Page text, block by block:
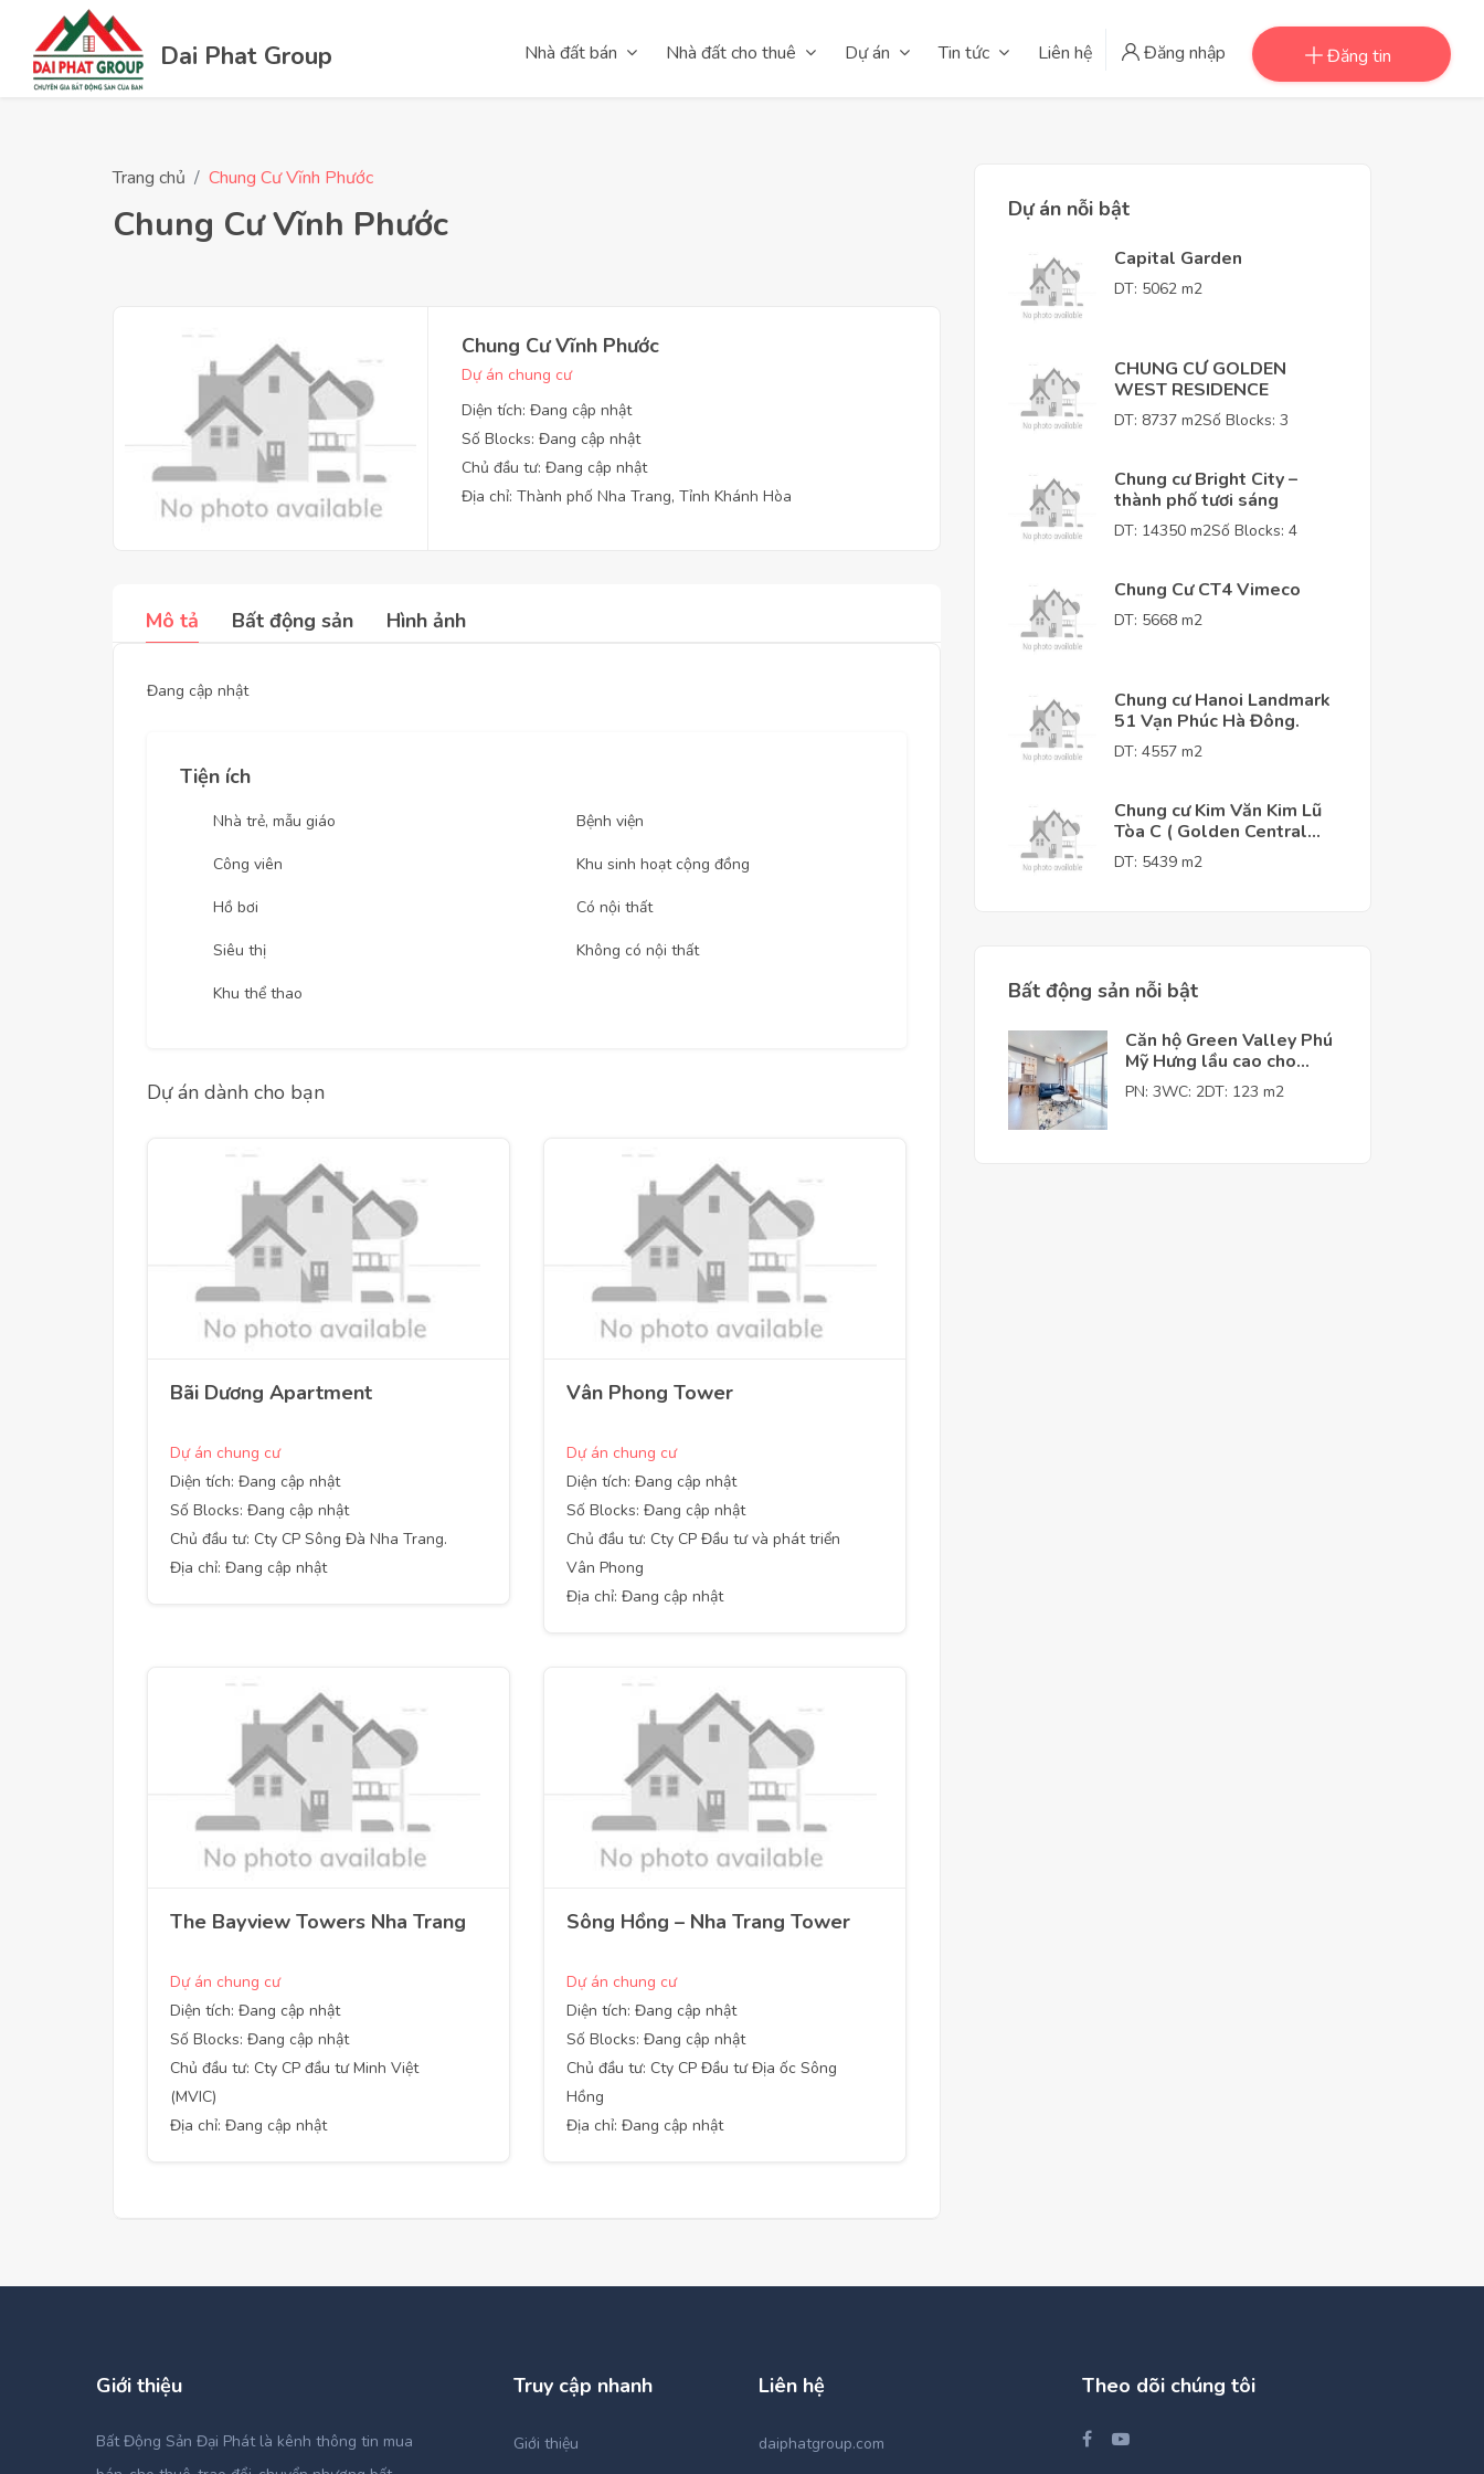
Dai Phat Group Nhà đất bán Nhà đất cho thuê Dự án Tin tức Liên hệ Đăng nhập Đăng tin
Trang chủ Chung Cư Vĩnh Phước
Chung Cư Vĩnh Phước
Chung Cư Vĩnh Phước
Dự án chung cư
Diện tích: Đang cập nhật
Số Blocks: Đang cập nhật
Chủ đầu tư: Đang cập nhật
Địa chỉ: Thành phố Nha Trang, Tỉnh Khánh Hòa
Mô tả Bất động sản Hình ảnh
Đang cập nhật
Tiện ích
Nhà trẻ, mẫu giáo
Công viên
Hồ bơi
Siêu thị
Khu thể thao
Bệnh viện
Khu sinh hoạt cộng đồng
Có nội thất
Không có nội thất
Dự án dành cho bạn
Bãi Dương Apartment
Dự án chung cư
Diện tích: Đang cập nhật
Số Blocks: Đang cập nhật
Chủ đầu tư: Cty CP Sông Đà Nha Trang.
Địa chỉ: Đang cập nhật
Vân Phong Tower
Dự án chung cư
Diện tích: Đang cập nhật
Số Blocks: Đang cập nhật
Chủ đầu tư: Cty CP Đầu tư và phát triển
Vân Phong
Địa chỉ: Đang cập nhật
The Bayview Towers Nha Trang
Dự án chung cư
Diện tích: Đang cập nhật
Số Blocks: Đang cập nhật
Chủ đầu tư: Cty CP đầu tư Minh Việt
(MVIC)
Địa chỉ: Đang cập nhật
Sông Hồng – Nha Trang Tower
Dự án chung cư
Diện tích: Đang cập nhật
Số Blocks: Đang cập nhật
Chủ đầu tư: Cty CP Đầu tư Địa ốc Sông
Hồng
Địa chỉ: Đang cập nhật
Dự án nỗi bật
Capital Garden
DT: 5062 m2
CHUNG CƯ GOLDEN
WEST RESIDENCE
DT: 8737 m2Số Blocks: 3
Chung cư Bright City –
thành phố tươi sáng
DT: 14350 m2Số Blocks: 4
Chung Cư CT4 Vimeco
DT: 5668 m2
Chung cư Hanoi Landmark
51 Vạn Phúc Hà Đông.
DT: 4557 m2
Chung cư Kim Văn Kim Lũ
Tòa C ( Golden Central
Tower )
DT: 5439 m2
Bất động sản nỗi bật
Căn hộ Green Valley Phú
Mỹ Hưng lầu cao cho
thuê giá tốt
PN: 3WC: 2DT: 123 m2
Giới thiệu
Bất Động Sản Đại Phát là kênh thông tin mua
Truy cập nhanh
Giới thiệu
Liên hệ
daiphatgroup.com
Theo dõi chúng tôi